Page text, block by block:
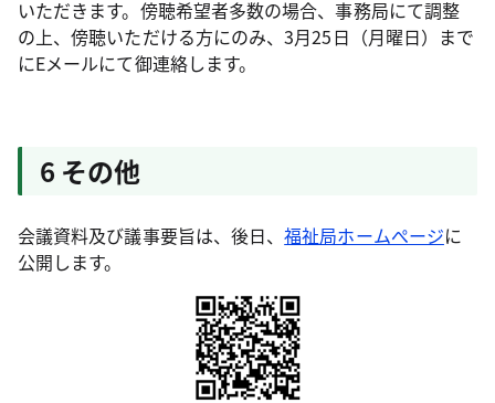
いただきます。傍聴希望者多数の場合、事務局にて調整
の上、傍聴いただける方にのみ、3月25日（月曜日）まで
にEメールにて御連絡します。
6 その他
会議資料及び議事要旨は、後日、福祉局ホームぺージに
公開します。